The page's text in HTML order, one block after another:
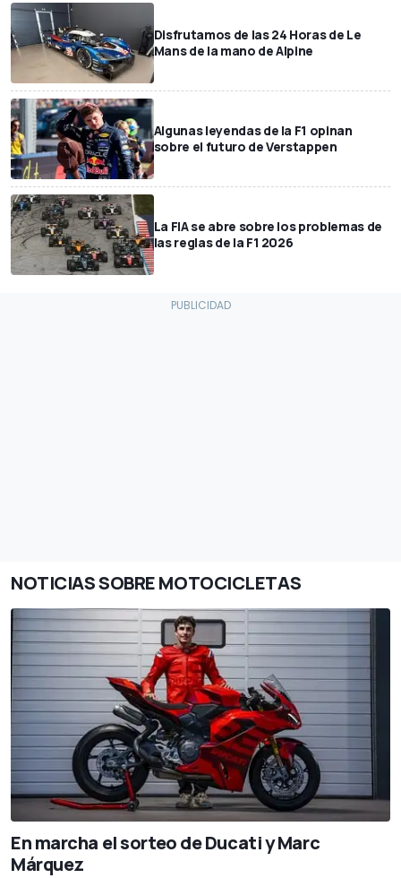
Disfrutamos de las 24 Horas de Le
Mans de la mano de Alpine
Algunas leyendas de la F1 opinan
sobre el futuro de Verstappen
La FIA se abre sobre los problemas de
las reglas de la F1 2026
NOTICIAS SOBRE MOTOCICLETAS
En marcha el sorteo de Ducati y Marc
Márquez